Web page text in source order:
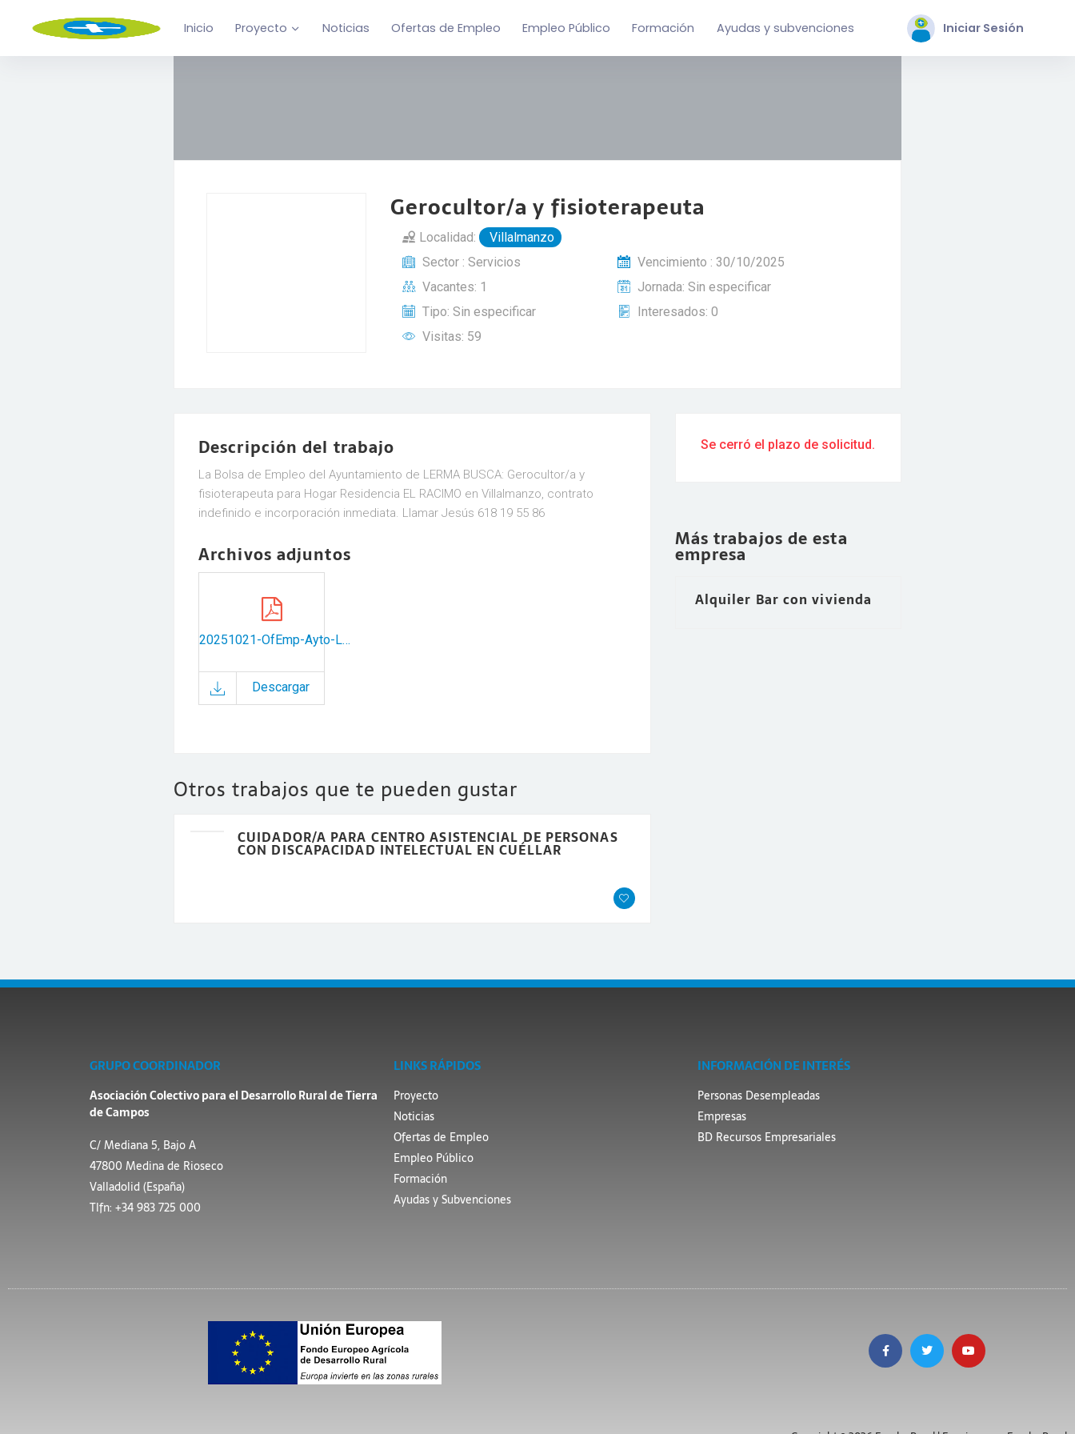
Inicio Proyecto Noticias Ofertas de Empleo Empleo Público Formación Ayudas y subvenciones Iniciar Sesión
Gerocultor/a y fisioterapeuta
Localidad:
Villalmanzo
Sector : Servicios
Vencimiento : 30/10/2025
Vacantes: 1
Jornada: Sin especificar
Tipo: Sin especificar
Interesados: 0
Visitas: 59
Descripción del trabajo
La Bolsa de Empleo del Ayuntamiento de LERMA BUSCA: Gerocultor/a y
fisioterapeuta para Hogar Residencia EL RACIMO en Villalmanzo, contrato
indefinido e incorporación inmediata. Llamar Jesús 618 19 55 86
Archivos adjuntos
20251021-OfEmp-Ayto-Lerma-3-empleos-1.pdf
Descargar
Otros trabajos que te pueden gustar
CUIDADOR/A PARA CENTRO ASISTENCIAL DE PERSONAS
CON DISCAPACIDAD INTELECTUAL EN CUÉLLAR
Se cerró el plazo de solicitud.
Más trabajos de esta
empresa
Alquiler Bar con vivienda
GRUPO COORDINADOR
Asociación Colectivo para el Desarrollo Rural de Tierra
de Campos
C/ Mediana 5, Bajo A
47800 Medina de Rioseco
Valladolid (España)
Tlfn: +34 983 725 000
LINKS RÁPIDOS
Proyecto
Noticias
Ofertas de Empleo
Empleo Público
Formación
Ayudas y Subvenciones
INFORMACIÓN DE INTERÉS
Personas Desempleadas
Empresas
BD Recursos Empresariales